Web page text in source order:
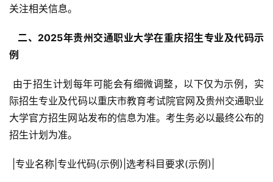
关注相关信息。
  二、2025年贵州交通职业大学在重庆招生专业及代码示
例
际招生专业及代码以重庆市教育考试院官网及贵州交通职业
大学官方招生网站发布的信息为准。考生务必以最终公布的
招生计划为准。
|专业名称|专业代码(示例)|选考科目要求(示例)|